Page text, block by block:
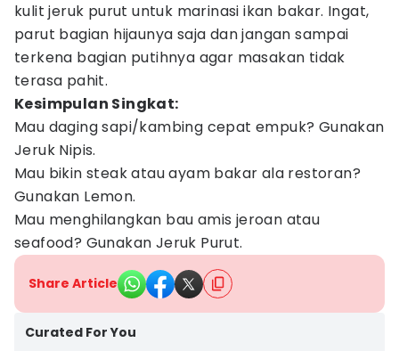
kulit jeruk purut untuk marinasi ikan bakar. Ingat,
parut bagian hijaunya saja dan jangan sampai
terkena bagian putihnya agar masakan tidak
terasa pahit.
Kesimpulan Singkat:
Mau daging sapi/kambing cepat empuk? Gunakan
Jeruk Nipis.
Mau bikin steak atau ayam bakar ala restoran?
Gunakan Lemon.
Mau menghilangkan bau amis jeroan atau
seafood? Gunakan Jeruk Purut.
Share Article
Curated For You